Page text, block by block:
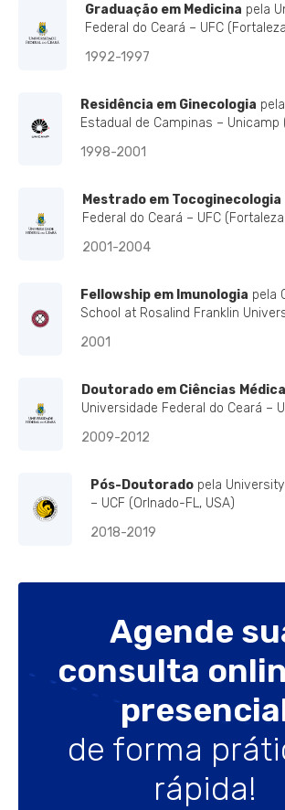
Graduação em Medicina pela
Federal do Ceará – UFC
1992-1997
Residência em Ginecologia
Estadual de Campinas – Unicamp
1998-2001
Mestrado em Tocoginecologia
Federal do Ceará – UFC
2001-2004
Fellowship em Imunologia pela
School at Rosalind Franklin
2001
Doutorado em Ciências
Universidade Federal do Ceará –
2009-2012
Pós-Doutorado pela
– UCF (Orlnado-FL, USA)
2018-2019
Agende
consulta
de forma
rápida!